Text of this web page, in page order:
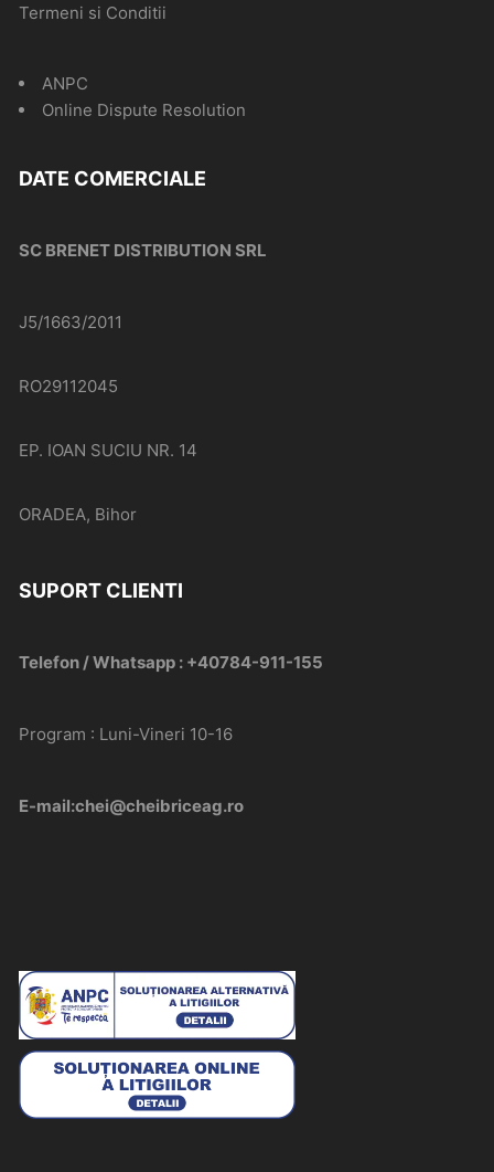
Termeni si Conditii
ANPC
Online Dispute Resolution
DATE COMERCIALE
SC BRENET DISTRIBUTION SRL
J5/1663/2011
RO29112045
EP. IOAN SUCIU NR. 14
ORADEA, Bihor
SUPORT CLIENTI
Telefon / Whatsapp : +40784-911-155
Program : Luni-Vineri 10-16
E-mail:chei@cheibriceag.ro